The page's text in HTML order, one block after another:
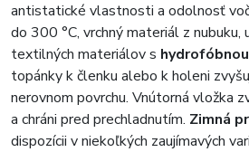
antistatické vlastnosti a odolnosť
do 300 °C, vrchný materiál z nubuku,
textilných materiálov s
topánky k členku alebo k holeni
nerovnom povrchu. Vnútorná vložka
a chráni pred prechladnutím. Zimná
dispozícii v niekoľkých zaujímavých